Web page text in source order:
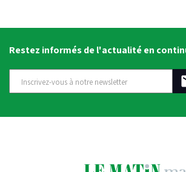
Restez informés de l'actualité en